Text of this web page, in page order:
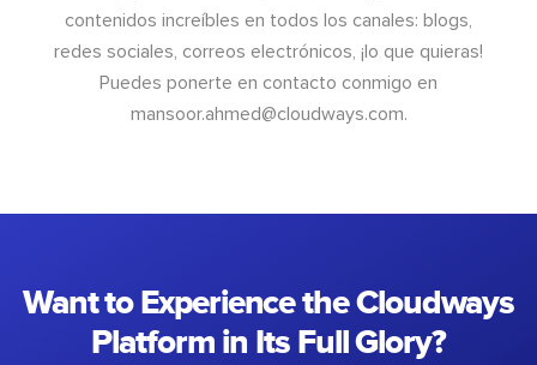
contenidos increíbles en todos los canales: blogs,
redes sociales, correos electrónicos, ¡lo que quieras!
Puedes ponerte en contacto conmigo en
mansoor.ahmed@cloudways.com.
Want to Experience the Cloudways
Platform in Its Full Glory?